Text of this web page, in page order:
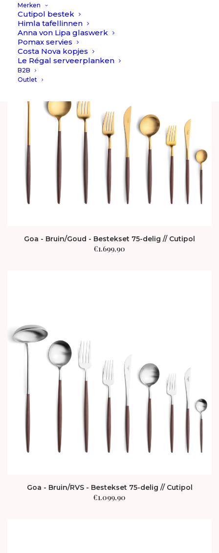
Merken
Cutipol bestek
Himla tafellinnen
Anna von Lipa glaswerk
Pomax servies
Costa Nova kopjes
Le Régal serveerplanken
B2B
Outlet
Goa - Bruin/Goud - Bestekset 75-delig // Cutipol
€1.699,90
Goa - Bruin/RVS - Bestekset 75-delig // Cutipol
€1.099,90